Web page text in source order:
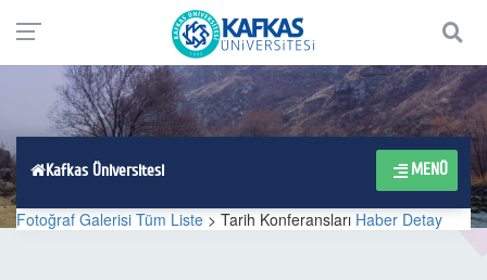
Kafkas Üniversitesi MENÜ
Fotoğraf Galerisi Tüm Liste > Tarih Konferansları Haber Detay